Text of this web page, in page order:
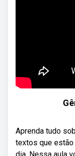
Aprenda tudo
textos que